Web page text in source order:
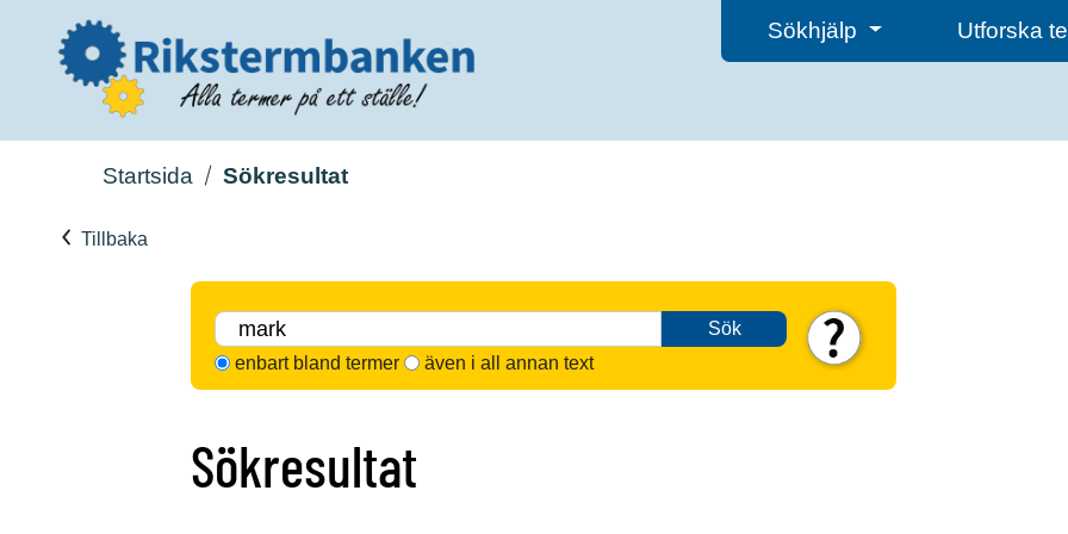
Sökhjälp Utforska
Startsida Sökresultat
Tillbaka
Sök
enbart bland termer
även i all annan text
Sökresultat